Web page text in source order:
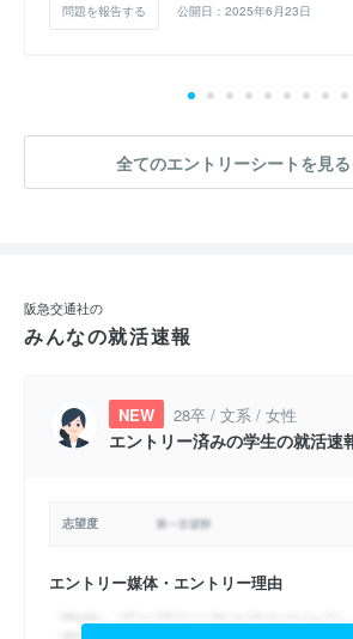
問題を報告する 公開日：2025年6月23日
全てのエントリーシートを見
阪急交通社の
みんなの就活速報
NEW 28卒 / 文系 / 女性
エントリー済みの学生の就活速
志望度
エントリー媒体・エントリー理由